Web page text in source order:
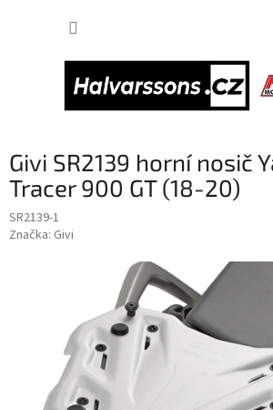
Givi SR2139 horní nosič
Tracer 900 GT (18-20)
SR2139-1
Značka: Givi